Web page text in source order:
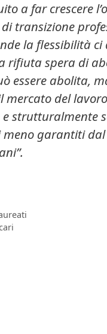
a far crescere
transizione
la flessibilità ci
rifiuta spera di
essere abolita,
mercato del
strutturalmente
garantiti
.